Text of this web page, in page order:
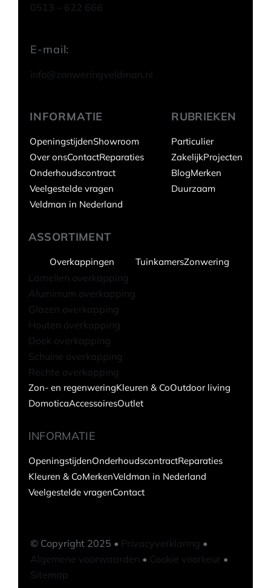
0513 – 622 666
E-mail:
info@zonweringveldman.nl
ASSORTIMENT
Overkappingen
Lamellen overkapping
Aluminium overkapping
Glazen overkapping
Houten overkapping
Doek overkapping
Schuine overkapping
Rechte overkapping
TuinkamersZonwering
Zon- en regenweringKleuren & CoOutdoor living
DomoticaAccessoiresOutlet
RUBRIEKEN
Particulier
ZakelijkProjecten
BlogMerken
Duurzaam
INFORMATIE
OpeningstijdenOnderhoudscontractReparaties
Kleuren & CoMerkenVeldman in Nederland
Veelgestelde vragenContact
INFORMATIE
OpeningstijdenShowroom
Over onsContactReparaties
Onderhoudscontract
Veelgestelde vragen
Veldman in Nederland
© Copyright 2025 • Privacyverklaring •
Algemene voorwaarden • Cookie voorkeur •
Sitemap